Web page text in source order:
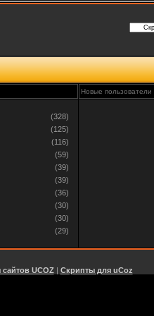
ниже!</font>
Новые пользователи
(328)
(125)
(116)
(59)
(39)
(39)
(36)
(30)
(30)
(29)
UCOZ| Скрипты для uCoz